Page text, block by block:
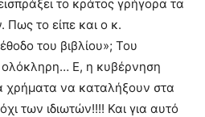
το κράτος γρήγορα τα
το είπε και ο κ.
του βιβλίου»; Του
ολόκληρη… Ε, η κυβέρνηση
χρήματα να καταλήξουν στα
των ιδιωτών!!!! Και για αυτό